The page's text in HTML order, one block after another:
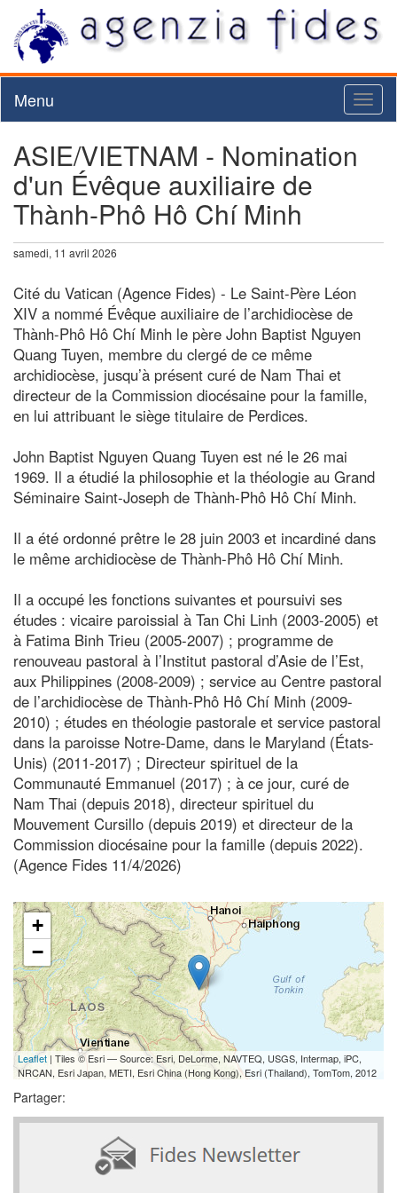
Menu
ASIE/VIETNAM - Nomination
d'un Évêque auxiliaire de
Thành-Phô Hô Chí Minh
samedi, 11 avril 2026
Cité du Vatican (Agence Fides) - Le Saint-Père Léon
XIV a nommé Évêque auxiliaire de l’archidiocèse de
Thành-Phô Hô Chí Minh le père John Baptist Nguyen
Quang Tuyen, membre du clergé de ce même
archidiocèse, jusqu’à présent curé de Nam Thai et
directeur de la Commission diocésaine pour la famille,
en lui attribuant le siège titulaire de Perdices.
John Baptist Nguyen Quang Tuyen est né le 26 mai
1969. Il a étudié la philosophie et la théologie au Grand
Séminaire Saint-Joseph de Thành-Phô Hô Chí Minh.
Il a été ordonné prêtre le 28 juin 2003 et incardiné dans
le même archidiocèse de Thành-Phô Hô Chí Minh.
Il a occupé les fonctions suivantes et poursuivi ses
études : vicaire paroissial à Tan Chi Linh (2003-2005) et
à Fatima Binh Trieu (2005-2007) ; programme de
renouveau pastoral à l’Institut pastoral d’Asie de l’Est,
aux Philippines (2008-2009) ; service au Centre pastoral
de l’archidiocèse de Thành-Phô Hô Chí Minh (2009-
2010) ; études en théologie pastorale et service pastoral
dans la paroisse Notre-Dame, dans le Maryland (États-
Unis) (2011-2017) ; Directeur spirituel de la
Communauté Emmanuel (2017) ; à ce jour, curé de
Nam Thai (depuis 2018), directeur spirituel du
Mouvement Cursillo (depuis 2019) et directeur de la
Commission diocésaine pour la famille (depuis 2022).
(Agence Fides 11/4/2026)
+
−
Leaflet | Tiles © Esri — Source: Esri, DeLorme, NAVTEQ, USGS, Intermap, iPC,
NRCAN, Esri Japan, METI, Esri China (Hong Kong), Esri (Thailand), TomTom, 2012
Partager: